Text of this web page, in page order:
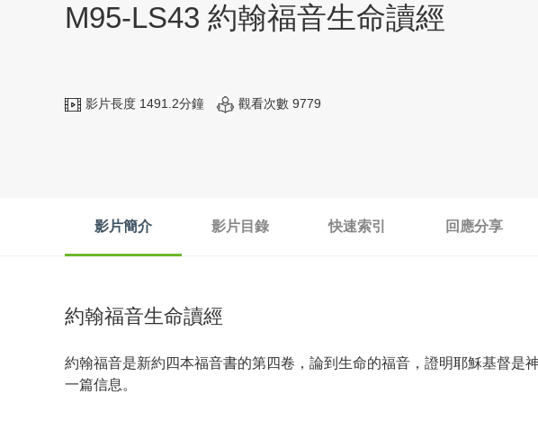
M95-LS43 約翰福音生命讀經
影片長度 1491.2分鐘 觀看次數 9779
影片簡介 影片目錄 快速索引 回應分享
約翰福音生命讀經
約翰福音是新約四本福音書的第四卷，論到生命的福音，證明耶穌基督
一篇信息。